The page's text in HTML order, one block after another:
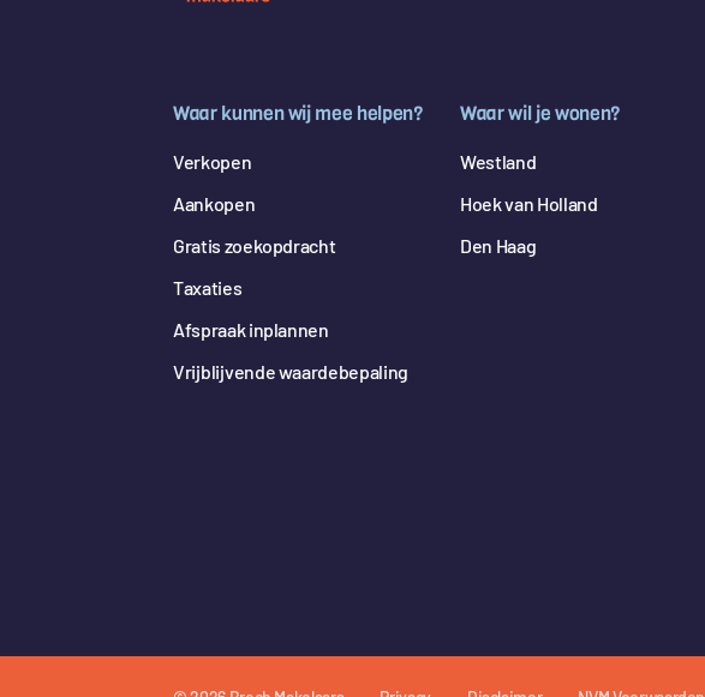
Waar kunnen wij mee helpen?
Verkopen
Aankopen
Gratis zoekopdracht
Taxaties
Afspraak inplannen
Vrijblijvende waardebepaling
Waar wil je wonen?
Westland
Hoek van Holland
Den Haag